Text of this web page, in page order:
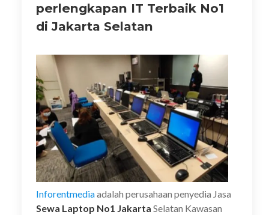
perlengkapan IT Terbaik No1
di Jakarta Selatan
Inforentmediaadalah perusahaan penyedia Jasa
Sewa Laptop No1 Jakarta Selatan Kawasan